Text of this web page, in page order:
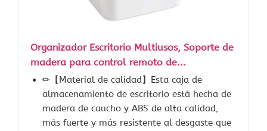
Organizador Escritorio Multiusos, Soporte de
madera para control remoto de...
✏【Material de calidad】Esta caja de
almacenamiento de escritorio está hecha de
madera de caucho y ABS de alta calidad,
más fuerte y más resistente al desgaste que